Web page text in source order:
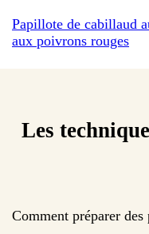
Papillote de cabillaud
aux poivrons rouges
Les
Comment préparer des